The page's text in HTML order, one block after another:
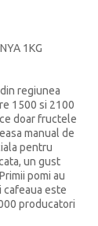
1KG
regiunea
1500 si 2100
doar fructele
manual de
pentru
un gust
pomi au
cafeaua este
producatori